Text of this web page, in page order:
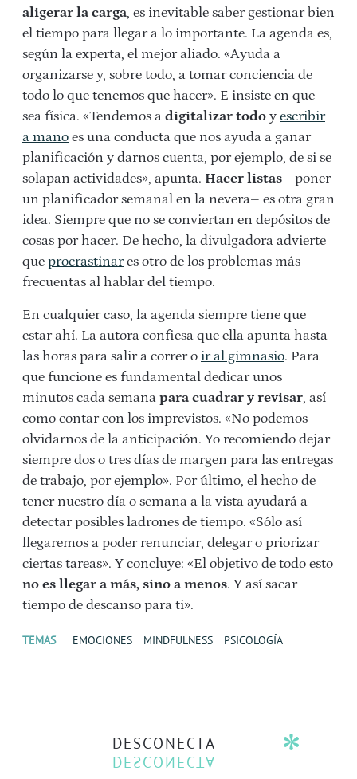
aligerar la carga, es inevitable saber gestionar bien
el tiempo para llegar a lo importante. La agenda es,
según la experta, el mejor aliado. «Ayuda a
organizarse y, sobre todo, a tomar conciencia de
todo lo que tenemos que hacer». E insiste en que
sea física. «Tendemos a digitalizar todo y escribir
a mano es una conducta que nos ayuda a ganar
planificación y darnos cuenta, por ejemplo, de si se
solapan actividades», apunta. Hacer listas –poner
un planificador semanal en la nevera– es otra gran
idea. Siempre que no se conviertan en depósitos de
cosas por hacer. De hecho, la divulgadora advierte
que procrastinares otro de los problemas más
frecuentas al hablar del tiempo.
En cualquier caso, la agenda siempre tiene que
estar ahí. La autora confiesa que ella apunta hasta
las horas para salir a correr o ir al gimnasio. Para
que funcione es fundamental dedicar unos
minutos cada semana para cuadrar y revisar, así
como contar con los imprevistos. «No podemos
olvidarnos de la anticipación. Yo recomiendo dejar
siempre dos o tres días de margen para las entregas
de trabajo, por ejemplo». Por último, el hecho de
tener nuestro día o semana a la vista ayudará a
detectar posibles ladrones de tiempo. «Sólo así
llegaremos a poder renunciar, delegar o priorizar
ciertas tareas». Y concluye: «El objetivo de todo esto
no es llegar a más, sino a menos. Y así sacar
tiempo de descanso para ti».
TEMAS EMOCIONES MINDFULNESS PSICOLOGÍA
DESCONECTA